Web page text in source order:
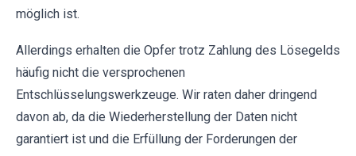
möglich ist.
Allerdings erhalten die Opfer trotz Zahlung des Lösegelds
häufig nicht die versprochenen
Entschlüsselungswerkzeuge. Wir raten daher dringend
davon ab, da die Wiederherstellung der Daten nicht
garantiert ist und die Erfüllung der Forderungen der